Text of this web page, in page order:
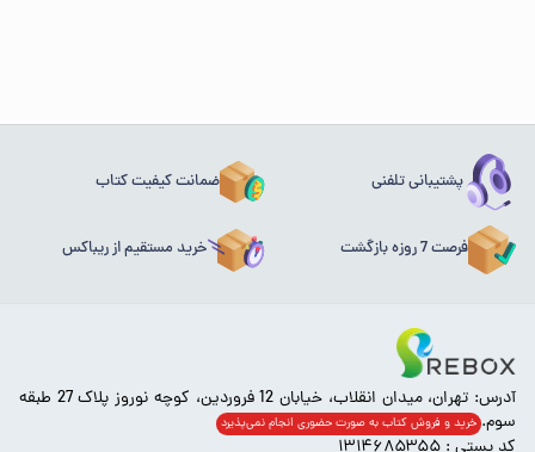
پشتیبانی تلفنی ضمانت کیفیت کتاب
فرصت 7 روزه بازگشت خرید مستقیم از ریباکس
آدرس: تهران، میدان انقلاب، خیابان 12 فروردین، کوچه نوروز پلاک 27 طبقه
سوم. خرید و فروش کتاب به صورت حضوری انجام‌ نمی‌پذیرد